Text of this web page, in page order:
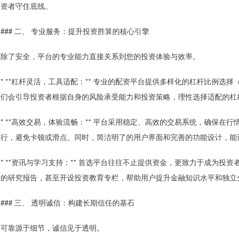
资者守住底线。
### 二、 专业服务：提升投资胜算的核心引擎
除了安全，平台的专业能力直接关系到您的投资体验与效率。
* **杠杆灵活，工具适配：** 专业的配资平台提供多样化的杠杆比例选择
们会引导投资者根据自身的风险承受能力和投资策略，理性选择适配的杠
* **高效交易，体验流畅：** 平台采用稳定、高效的交易系统，确保在行
行，避免卡顿或滑点。同时，简洁明了的用户界面和完善的功能设计，能
* **资讯与学习支持：** 首选平台往往不止提供资金，更致力于成为投资
的研究报告，甚至开设投资教育专栏，帮助用户提升金融知识水平和独立
### 三、 透明诚信：构建长期信任的基石
可靠源于细节，诚信见于透明。